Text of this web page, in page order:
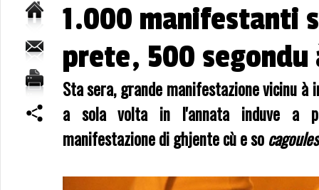
1.000 manifestanti
prete, 500 segondu
Sta sera, grande manifestazione vicinu à
a sola volta in l'annata induve a
manifestazione di ghjente cù e socagoules